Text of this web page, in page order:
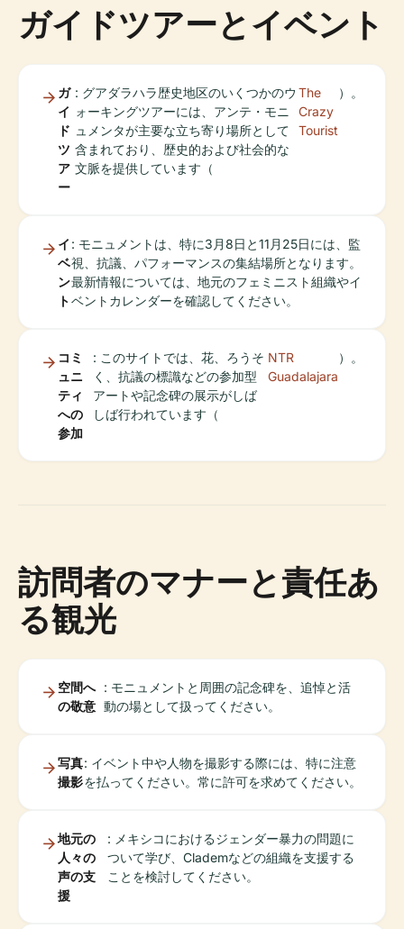
ガイドツアーとイベント
ガ
イ
ド
ツ
ア
ー
: グアダラハラ歴史地区のいくつかのウ
ォーキングツアーには、アンテ・モニ
ュメンタが主要な立ち寄り場所として
含まれており、歴史的および社会的な
文脈を提供しています（
The
Crazy
Tourist
）。
イ
ベ
ン
ト
: モニュメントは、特に3月8日と11月25日には、監
視、抗議、パフォーマンスの集結場所となります。
最新情報については、地元のフェミニスト組織やイ
ベントカレンダーを確認してください。
コミ
ュニ
ティ
への
参加
: このサイトでは、花、ろうそ
く、抗議の標識などの参加型
アートや記念碑の展示がしば
しば行われています（
NTR
Guadalajara
）。
訪問者のマナーと責任あ
る観光
空間へ
の敬意
: モニュメントと周囲の記念碑を、追悼と活
動の場として扱ってください。
写真
撮影
: イベント中や人物を撮影する際には、特に注意
を払ってください。常に許可を求めてください。
地元の
人々の
声の支
援
: メキシコにおけるジェンダー暴力の問題に
ついて学び、Clademなどの組織を支援する
ことを検討してください。